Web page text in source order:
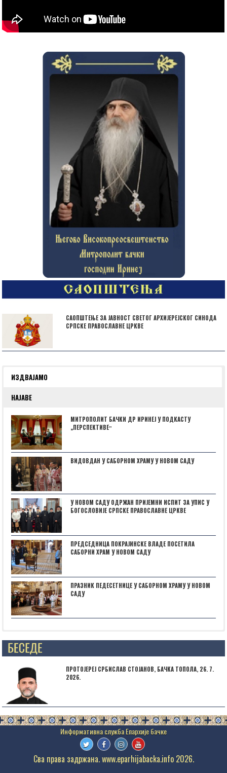
САОПШТЕЊЕ ЗА ЈАВНОСТ СВЕТОГ АРХИЈЕРЕЈСКОГ СИНОДА
СРПСКЕ ПРАВОСЛАВНЕ ЦРКВЕ
ИЗДВАЈАМО
НАЈАВЕ
МИТРОПОЛИТ БАЧКИ ДР ИРИНЕЈ У ПОДКАСТУ
„ПЕРСПЕКТИВЕˮ
ВИДОВДАН У САБОРНОМ ХРАМУ У НОВОМ САДУ
У НОВОМ САДУ ОДРЖАН ПРИЈЕМНИ ИСПИТ ЗА УПИС У
БОГОСЛОВИЈЕ СРПСКЕ ПРАВОСЛАВНЕ ЦРКВЕ
ПРЕДСЕДНИЦА ПОКРАЈИНСКЕ ВЛАДЕ ПОСЕТИЛА
САБОРНИ ХРАМ У НОВОМ САДУ
ПРАЗНИК ПЕДЕСЕТНИЦЕ У САБОРНОМ ХРАМУ У НОВОМ
САДУ
Posts not found
ПРОТОЈЕРЕЈ СРБИСЛАВ СТОЈАНОВ, БАЧКА ТОПОЛА, 26. 7.
2026.
Сва права задржана. www.eparhijabacka.info 2026.